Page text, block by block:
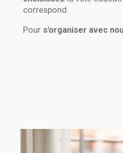
correspond.
Pour s'organiser avec